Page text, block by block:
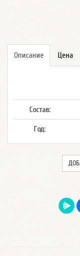
Описание Цена
Состав:
Год: